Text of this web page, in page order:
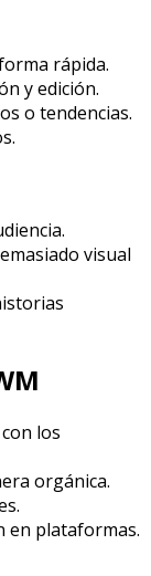
rápida.
y edición.
o tendencias.
visual
los
orgánica.
en plataformas.